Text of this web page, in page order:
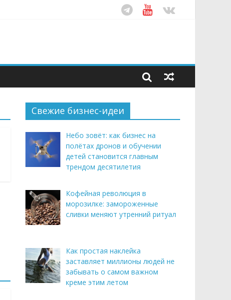
Свежие бизнес-идеи
Небо зовёт: как бизнес на
полётах дронов и обучении
детей становится главным
трендом десятилетия
Кофейная революция в
морозилке: замороженные
сливки меняют утренний ритуал
Как простая наклейка
заставляет миллионы людей не
забывать о самом важном
креме этим летом